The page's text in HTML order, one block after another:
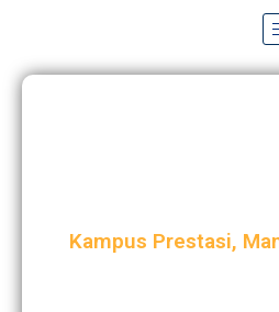
Kampus Prestasi,